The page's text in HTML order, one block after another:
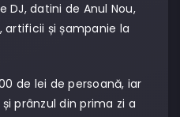
datini de Anul Nou,
și șampanie la
de lei de persoană, iar
prânzul din prima zi a